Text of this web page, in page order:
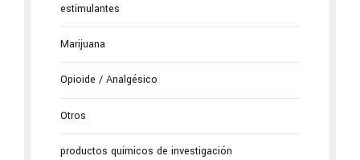
estimulantes
Marijuana
Opioide / Analgésico
Otros
productos químicos de investigación